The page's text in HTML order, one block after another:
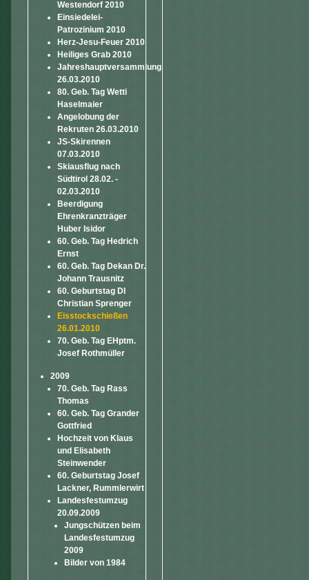
Westendorf 2010
Einsiedelei-
Patrozinium 2010
Herz-Jesu-Feuer 2010
Heiliges Grab 2010
Jahreshauptversammlung
26.03.2010
80. Geb. Tag Wetti
Haselmaier
Angelobung der
Rekruten 26.03.2010
JS-Skirennen
07.03.2010
Skiausflug nach
Südtirol 28.02. -
02.03.2010
Beerdigung
Ehrenkranzträger
Huber Isidor
60. Geb. Tag Hedrich
Ernst
60. Geb. Tag Dekan Dr.
Johann Trausnitz
60. Geburtstag DI
Christian Sprenger
Eisstockschießen
26.01.2010
70. Geb. Tag EHptm.
Josef Rothmüller
2009
70. Geb. Tag Rass
Thomas
60. Geb. Tag Grander
Gottfried
Hochzeit von Klaus
und Elisabeth
Steinwender
60. Geburtstag Josef
Lackner, Rummlerwirt
Landesfestumzug
20.09.2009
Jungschützen beim
Landesfestumzug
2009
Bilder von 1984